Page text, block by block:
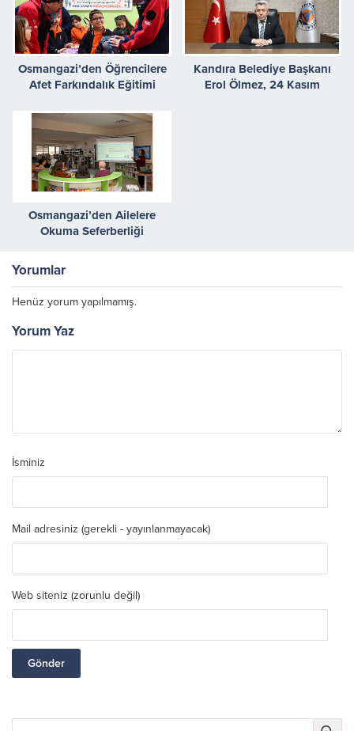
Osmangazi’den Öğrencilere
Afet Farkındalık Eğitimi
Kandıra Belediye Başkanı
Erol Ölmez, 24 Kasım
Osmangazi’den Ailelere
Okuma Seferberliği
Yorumlar
Henüz yorum yapılmamış.
Yorum Yaz
İsminiz
Mail adresiniz (gerekli - yayınlanmayacak)
Web siteniz (zorunlu değil)